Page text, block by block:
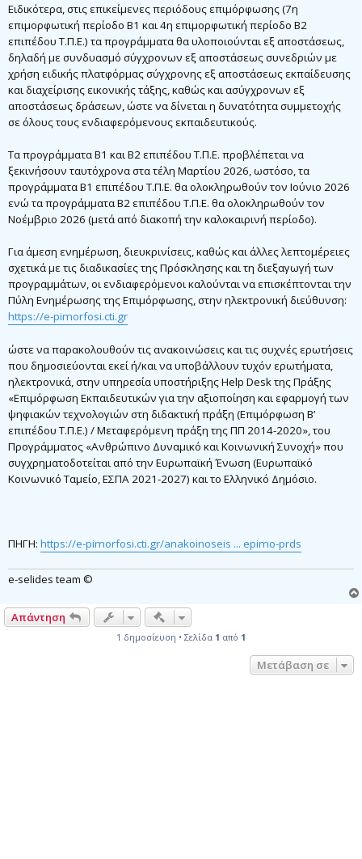
Ειδικότερα, στις επικείμενες περιόδους επιμόρφωσης (7η
επιμορφωτική περίοδο Β1 και 4η επιμορφωτική περίοδο Β2
επιπέδου Τ.Π.Ε.) τα προγράμματα θα υλοποιούνται εξ αποστάσεως,
δηλαδή με συνδυασμό σύγχρονων εξ αποστάσεως συνεδριών με
χρήση ειδικής πλατφόρμας σύγχρονης εξ αποστάσεως εκπαίδευσης
και διαχείρισης εικονικής τάξης, καθώς και ασύγχρονων εξ
αποστάσεως δράσεων, ώστε να δίνεται η δυνατότητα συμμετοχής
σε όλους τους ενδιαφερόμενους εκπαιδευτικούς.
Τα προγράμματα Β1 και Β2 επιπέδου Τ.Π.Ε. προβλέπεται να
ξεκινήσουν ταυτόχρονα στα τέλη Μαρτίου 2026, ωστόσο, τα
προγράμματα Β1 επιπέδου Τ.Π.Ε. θα ολοκληρωθούν τον Ιούνιο 2026
ενώ τα προγράμματα Β2 επιπέδου Τ.Π.Ε. θα ολοκληρωθούν τον
Νοέμβριο 2026 (μετά από διακοπή την καλοκαιρινή περίοδο).
Για άμεση ενημέρωση, διευκρινίσεις, καθώς και άλλες λεπτομέρειες
σχετικά με τις διαδικασίες της Πρόσκλησης και τη διεξαγωγή των
προγραμμάτων, οι ενδιαφερόμενοι καλούνται να επισκέπτονται την
Πύλη Ενημέρωσης της Επιμόρφωσης, στην ηλεκτρονική διεύθυνση:
https://e-pimorfosi.cti.gr
ώστε να παρακολουθούν τις ανακοινώσεις και τις συχνές ερωτήσεις
που δημοσιεύονται εκεί ή/και να υποβάλλουν τυχόν ερωτήματα,
ηλεκτρονικά, στην υπηρεσία υποστήριξης Help Desk της Πράξης
«Επιμόρφωση Εκπαιδευτικών για την αξιοποίηση και εφαρμογή των
ψηφιακών τεχνολογιών στη διδακτική πράξη (Επιμόρφωση Β’
επιπέδου Τ.Π.Ε.) / Μεταφερόμενη πράξη της ΠΠ 2014-2020», του
Προγράμματος «Ανθρώπινο Δυναμικό και Κοινωνική Συνοχή» που
συγχρηματοδοτείται από την Ευρωπαϊκή Ένωση (Ευρωπαϊκό
Κοινωνικό Ταμείο, ΕΣΠΑ 2021-2027) και το Ελληνικό Δημόσιο.
ΠΗΓΗ: https://e-pimorfosi.cti.gr/anakoinoseis ... epimo-prds
e-selides team ©
Απάντηση Γρήγορα εργαλεία συντονισμού
1 δημοσίευση • Σελίδα 1 από 1
Μετάβαση σε